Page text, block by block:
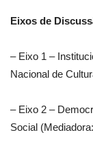
Eixos de
– Eixo 1 –
Nacional de
– Eixo 2 –
Social